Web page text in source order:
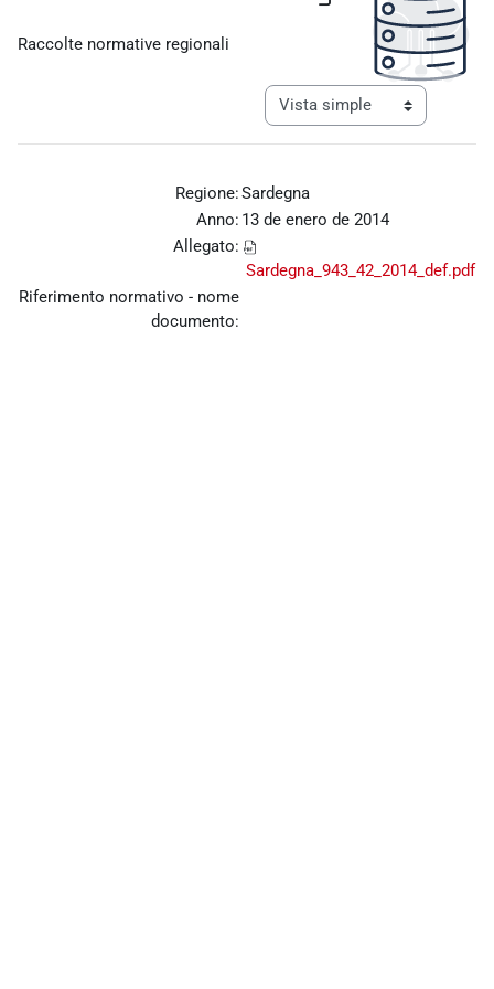
Raccolte normative regionali
Ver modo de navegación
Regione:Sardegna
Anno: 13 de enero de 2014
Allegato:
Sardegna_943_42_2014_def.pdf
Riferimento normativo - nome
documento: